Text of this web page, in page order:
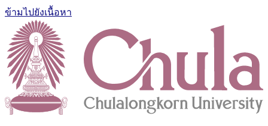
ข้ามไปยังเนื้อหา